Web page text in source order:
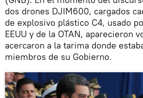
dos drones DJIM600, cargados
de explosivo plástico C4, usado
EEUU y de la OTAN, aparecieron
acercaron a la tarima donde
miembros de su Gobierno.